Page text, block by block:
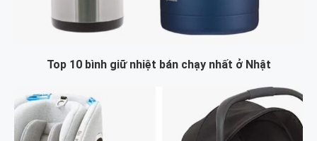
Top 10 bình giữ nhiệt bán chạy nhất ở Nhật